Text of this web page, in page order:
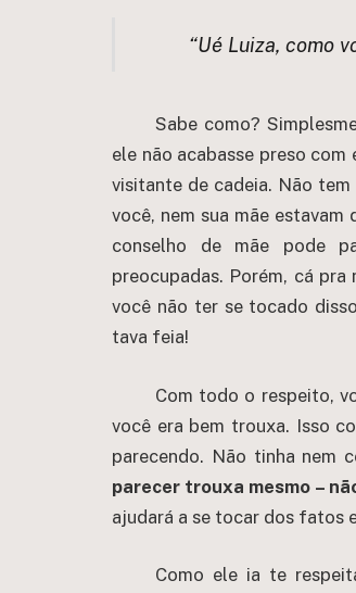
“Ué Luiza, como
Sabe como?
ele não acabasse preso
visitante de cadeia. Não
você, nem sua mãe
conselho de mãe pode
preocupadas. Porém, cá
você não ter se tocado
tava feia!
Com todo o respeito,
você era bem trouxa. Isso
parecendo. Não tinha nem
parecer trouxa mesmo –
ajudará a se tocar dos fatos
Como ele ia te